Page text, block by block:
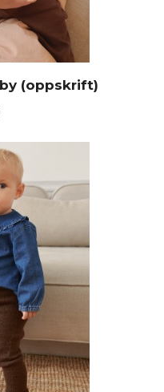
(oppskrift)